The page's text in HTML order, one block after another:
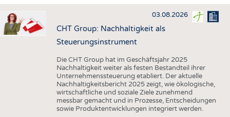
HAUS- UND HEIMTEXTILIEN
BEKLEIDUNG
AUSSCHREIBUNGEN
DTV AUSSCHREIBUNGSDIENST
STATISTICS
03.08.2026
CHT Group: Nachhaltigkeit als
Steuerungsinstrument
Die CHT Group hat im Geschäftsjahr 2025
Nachhaltigkeit weiter als festen Bestandteil ihrer
Unternehmenssteuerung etabliert. Der aktuelle
Nachhaltigkeitsbericht 2025 zeigt, wie ökologische,
wirtschaftliche und soziale Ziele zunehmend
messbar gemacht und in Prozesse, Entscheidungen
sowie Produktentwicklungen integriert werden.